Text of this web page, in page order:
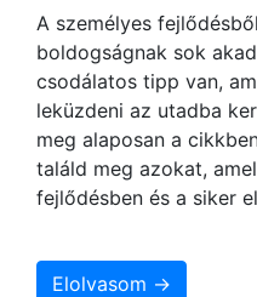
A személyes
boldogságnak sok
csodálatos tipp van,
leküzdeni az utadba
meg alaposan a
találd meg azokat,
fejlődésben és a siker
Elolvasom →